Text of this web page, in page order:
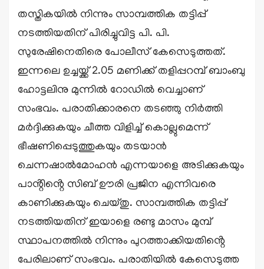
തസ്തികയിൽ നിന്നും സാമ്പത്തിക തട്ടിപ്പ്
നടത്തിയതിന് പിരിച്ചുവിട്ട പി. പി.
സുരേഷിനെതിരെ പോലീസ് കേസെടുത്തത്.
ഇന്നലെ ഉച്ചയ്ക്ക് 2.05 മണിക്ക് തളിപ്പറമ്പ് ബാംബു
ഹോട്ടലിനു മുന്നിൽ റോഡിൽ വെച്ചാണ്
സംഭവം. പരാതിക്കാരനെ തടഞ്ഞു നിർത്തി
മർദ്ദിക്കുകയും ചീത്ത വിളിച്ച് കൊല്ലുമെന്ന്
ഭീഷണിപ്പെടുത്തുകയും തടയാൻ
ചെന്നഷാൽമോഹൻ എന്നയാളെ അടിക്കുകയും
പാൻ്റിൻ്റെ സിബ് ഊരി പ്രജിന എന്നിവരെ
കാണിക്കുകയും ചെയ്തു. സാമ്പത്തിക തട്ടിപ്പ്
നടത്തിയതിന് ഇയാളെ രണ്ടു മാസം മുമ്പ്
സ്ഥാപനത്തിൽ നിന്നും പുറത്താക്കിയതിൻ്റെ
പേരിലാണ് സംഭവം. പരാതിയിൽ കേസെടുത്ത